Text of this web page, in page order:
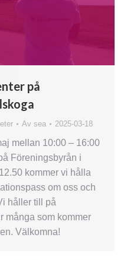
på
Av sea 2025-03-18
mellan 10:00 – 16:00
Föreningsbyrån i
kommer vi hålla
om oss och
håller till på
många som kommer
Välkomna!